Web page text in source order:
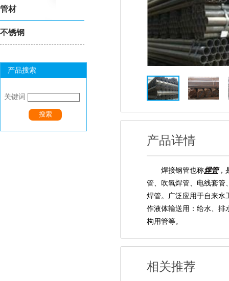
管材
不锈钢
产品搜索
关键词
搜索
产品详情
焊接钢管也称焊管，
管、吹氧焊管、电线套管
焊管。广泛应用于自来水
作液体输送用：给水、排
构用管等。
相关推荐